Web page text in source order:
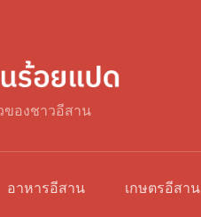
ของชาวอีสาน
อาหารอีสาน เกษตรอีสาน